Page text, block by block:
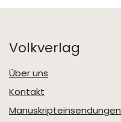
Volkverlag
Über uns
Kontakt
Manuskripteinsendungen